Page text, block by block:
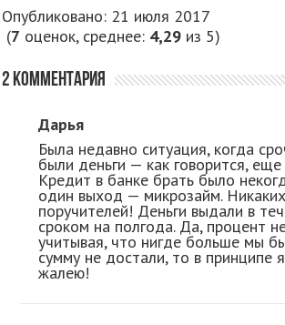
Опубликовано: 21 июля 2017
(7 оценок, среднее: 4,29 из 5)
2 комментария
Дарья
Была недавно ситуация, когда
были деньги — как говорится, еще
Кредит в банке брать было
один выход — микрозайм.
поручителей! Деньги выдали в
сроком на полгода. Да, процент
учитывая, что нигде больше мы
сумму не достали, то в принципе
жалею!